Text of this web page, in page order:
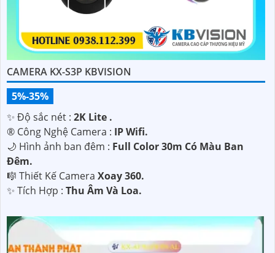
CAMERA KX-S3P KBVISION
5%-35%
✨ Độ sắc nét : 2K Lite .
®️ Công Nghệ Camera : IP Wifi.
🌙 Hình ảnh ban đêm : Full Color 30m Có Màu Ban
Ðêm.
🎼️ Thiết Kế Camera Xoay 360.
️✨ Tích Hợp : Thu Âm Và Loa.